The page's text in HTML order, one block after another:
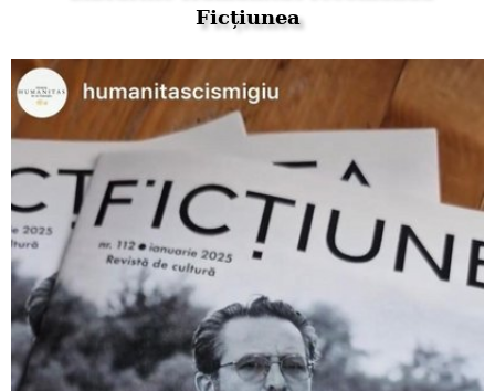
Ficțiunea